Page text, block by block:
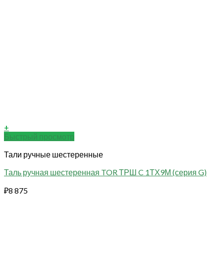
+
Быстрый просмотр
Тали ручные шестеренные
Таль ручная шестеренная TOR ТРШ C 1ТХ9М (серия G)
₽8 875